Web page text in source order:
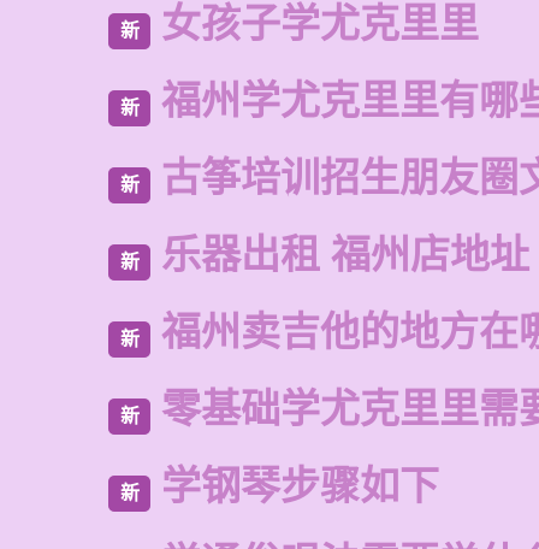
新 女孩子学尤克里里
新 福州学尤克里里有哪
新 古筝培训招生朋友圈
新 乐器出租 福州店地址
新 福州卖吉他的地方在
新 零基础学尤克里里需
新
学钢琴步骤如下